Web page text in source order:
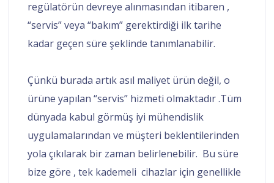
regülatörün devreye alınmasından itibaren ,
“servis” veya “bakım” gerektirdiği ilk tarihe
kadar geçen süre şeklinde tanımlanabilir.
Çünkü burada artık asıl maliyet ürün değil, o
ürüne yapılan “servis” hizmeti olmaktadır .Tüm
dünyada kabul görmüş iyi mühendislik
uygulamalarından ve müşteri beklentilerinden
yola çıkılarak bir zaman belirlenebilir. Bu süre
bize göre , tek kademeli cihazlar için genellikle